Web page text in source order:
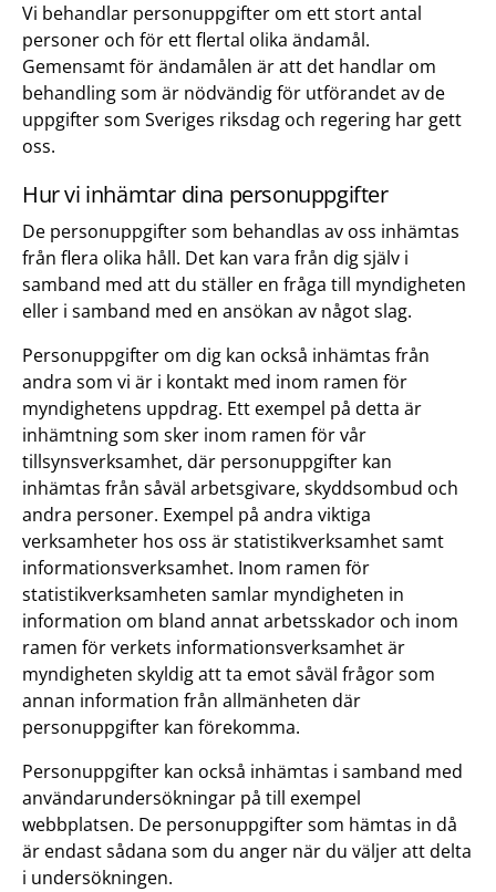
Vi behandlar personuppgifter om ett stort antal
personer och för ett flertal olika ändamål.
Gemensamt för ändamålen är att det handlar om
behandling som är nödvändig för utförandet av de
uppgifter som Sveriges riksdag och regering har gett
oss.
Hur vi inhämtar dina personuppgifter
De personuppgifter som behandlas av oss inhämtas
från flera olika håll. Det kan vara från dig själv i
samband med att du ställer en fråga till myndigheten
eller i samband med en ansökan av något slag.
Personuppgifter om dig kan också inhämtas från
andra som vi är i kontakt med inom ramen för
myndighetens uppdrag. Ett exempel på detta är
inhämtning som sker inom ramen för vår
tillsynsverksamhet, där personuppgifter kan
inhämtas från såväl arbetsgivare, skyddsombud och
andra personer. Exempel på andra viktiga
verksamheter hos oss är statistikverksamhet samt
informationsverksamhet. Inom ramen för
statistikverksamheten samlar myndigheten in
information om bland annat arbetsskador och inom
ramen för verkets informationsverksamhet är
myndigheten skyldig att ta emot såväl frågor som
annan information från allmänheten där
personuppgifter kan förekomma.
Personuppgifter kan också inhämtas i samband med
användarundersökningar på till exempel
webbplatsen. De personuppgifter som hämtas in då
är endast sådana som du anger när du väljer att delta
i undersökningen.